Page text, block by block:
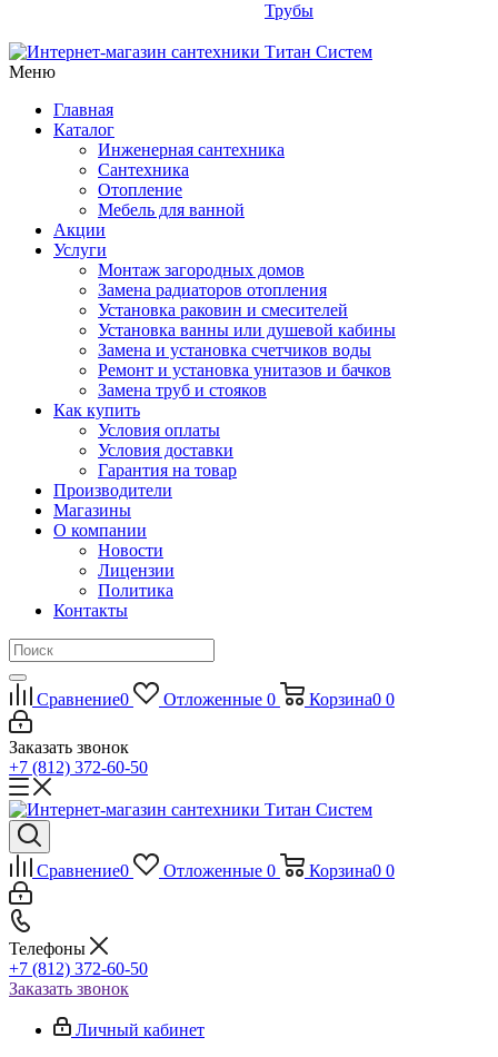
Трубы
Меню
Главная
Каталог
Инженерная сантехника
Сантехника
Отопление
Мебель для ванной
Акции
Услуги
Монтаж загородных домов
Замена радиаторов отопления
Установка раковин и смесителей
Установка ванны или душевой кабины
Замена и установка счетчиков воды
Ремонт и установка унитазов и бачков
Замена труб и стояков
Как купить
Условия оплаты
Условия доставки
Гарантия на товар
Производители
Магазины
О компании
Новости
Лицензии
Политика
Контакты
Сравнение0 Отложенные 0 Корзина0 0
Заказать звонок
+7 (812) 372-60-50
Сравнение0 Отложенные 0 Корзина0 0
Телефоны
+7 (812) 372-60-50
Заказать звонок
Личный кабинет